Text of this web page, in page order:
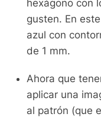
hexágono con
gusten. En
azul con
de 1 mm.
Ahora que
aplicar una
al patrón (que